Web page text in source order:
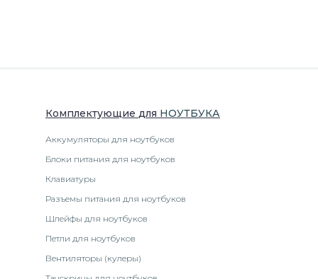
Комплектующие для НОУТБУКА
Аккумуляторы для ноутбуков
Блоки питания для ноутбуков
Клавиатуры
Разъемы питания для ноутбуков
Шлейфы для ноутбуков
Петли для ноутбуков
Вентиляторы (кулеры)